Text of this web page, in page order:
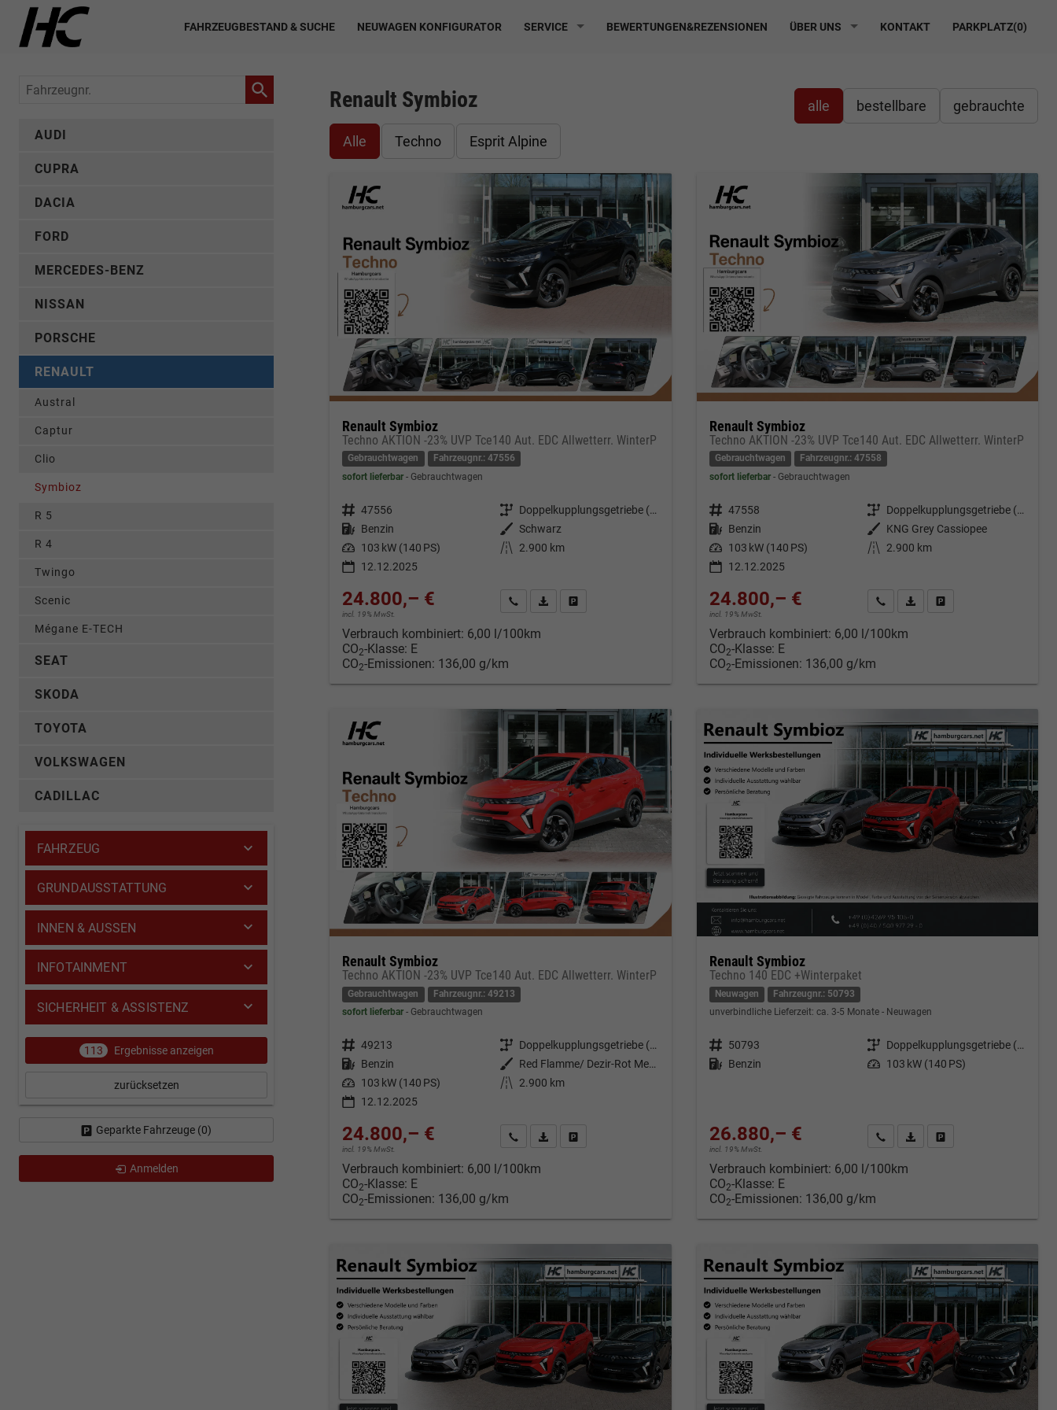
FAHRZEUGBESTAND & SUCHE NEUWAGEN KONFIGURATOR SERVICE BEWERTUNGEN&REZENSIONEN ÜBER UNS KONTAKT PARKPLATZ(0)
alle bestellbare gebrauchte
Renault Symbioz
Alle Techno Esprit Alpine
Renault Symbioz
Techno AKTION -23% UVP Tce140 Aut. EDC Allwetterr. WinterP
Gebrauchtwagen
Fahrzeugnr.: 47556
sofort lieferbar
Gebrauchtwagen
Fahrzeugnr. 47556 Getriebe
Doppelkupplungsgetriebe (DSG)
Kraftstoff Benzin Außenfarbe Schwarz
Leistung 103 kW (140 PS) Kilometerstand
2.900 km
12.12.2025
24.800,– €
incl. 19% MwSt.
Kontakt & Angebot anfordern
PDF-Datei, Fahrzeugexposé drucken
Fahrzeug merken/Expose drucken
Verbrauch kombiniert: 6,00 l/100km
CO2-Klasse: E
CO2-Emissionen: 136,00 g/km
Renault Symbioz
Techno AKTION -23% UVP Tce140 Aut. EDC Allwetterr. WinterP
Gebrauchtwagen
Fahrzeugnr.: 47558
sofort lieferbar Gebrauchtwagen
Fahrzeugnr. 47558 Getriebe
Doppelkupplungsgetriebe (DSG)
Kraftstoff Benzin Außenfarbe KNG Grey Cassiopee
Leistung 103 kW (140 PS) Kilometerstand
2.900 km
12.12.2025
24.800,– €
incl. 19% MwSt.
Kontakt & Angebot anfordern
PDF-Datei, Fahrzeugexposé
Fahrzeug merken/Expose
Verbrauch kombiniert: 6,00 l/100km
CO2-Klasse: E
CO2-Emissionen: 136,00 g/km
Renault Symbioz
Techno AKTION -23% UVP Tce140 Aut. EDC Allwetterr. WinterP
Gebrauchtwagen
Fahrzeugnr.: 49213
sofort lieferbar
Gebrauchtwagen
Fahrzeugnr. 49213 Getriebe
Doppelkupplungsgetriebe (DSG)
Kraftstoff Benzin Außenfarbe
Red Flamme/ Dezir-Rot Metallic NNP
Leistung 103 kW (140 PS) Kilometerstand
2.900 km
12.12.2025
24.800,– €
incl. 19% MwSt.
Kontakt & Angebot anfordern
PDF-Datei, Fahrzeugexposé drucken
Fahrzeug merken/Expose drucken
Verbrauch kombiniert: 6,00 l/100km
CO2-Klasse: E
CO2-Emissionen: 136,00 g/km
Renault Symbioz
Techno 140 EDC +Winterpaket
Neuwagen
Fahrzeugnr.: 50793
unverbindliche Lieferzeit: ca. 3-5 Monate Neuwagen
Fahrzeugnr. 50793 Getriebe
Doppelkupplungsgetriebe (DSG)
Kraftstoff Benzin Leistung 103 kW (140 PS)
26.880,– €
incl. 19% MwSt.
Kontakt & Angebot anfordern
PDF-Datei, Fahrzeugexposé
Fahrzeug merken/Expose
Verbrauch kombiniert: 6,00 l/100km
CO2-Klasse: E
CO2-Emissionen: 136,00 g/km
Fahrzeugnr.
AUDI
CUPRA
DACIA
FORD
MERCEDES-BENZ
NISSAN
PORSCHE
RENAULT
Austral
Captur
Clio
Symbioz
R 5
R 4
Twingo
Scenic
Mégane E-TECH
SEAT
SKODA
TOYOTA
VOLKSWAGEN
CADILLAC
FAHRZEUG
GRUNDAUSSTATTUNG
INNEN & AUSSEN
INFOTAINMENT
SICHERHEIT & ASSISTENZ
113 Ergebnisse anzeigen
zurücksetzen
Geparkte Fahrzeuge (0)
Anmelden